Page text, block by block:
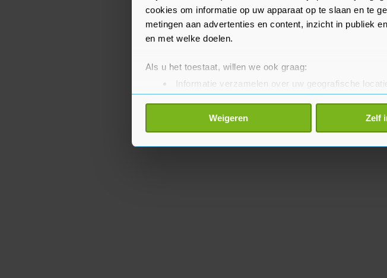
cookies om informatie op uw apparaat op te slaan en te
metingen aan advertenties en content, inzicht in publiek
en met welke doelen.
Als u het toestaat, willen we ook graag:
Informatie verzamelen over uw geografische
Uw apparaat identificeren door het actief te
Lees meer over hoe uw persoonlijke gegevens worden
toestemming op elk moment wijzigen of intrekken in de
Weigeren Zelf